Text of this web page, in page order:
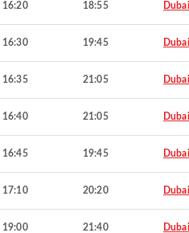
16:20 18:55 Dubai
16:30 19:45 Dubai
16:35 21:05 Dubai
16:40 21:05 Dubai
16:45 19:45 Dubai
17:10 20:20 Dubai
19:00 21:40 Dubai